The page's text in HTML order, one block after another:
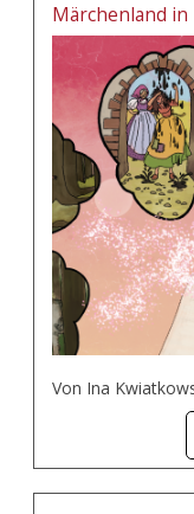
Märchenland in
Von Ina